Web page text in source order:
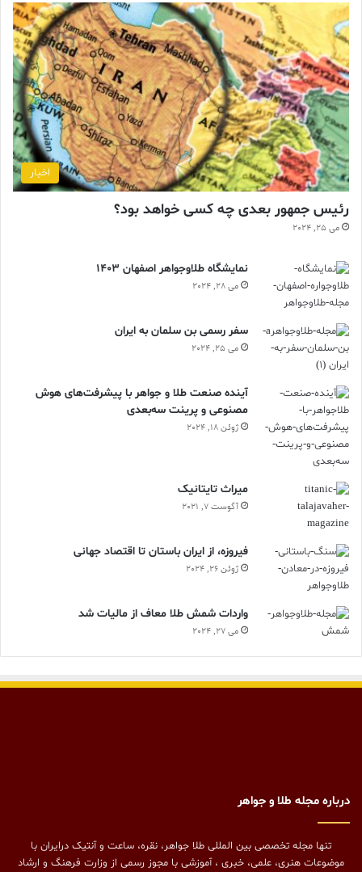
اخبار
رئیس جمهور بعدی چه کسی خواهد بود؟
می 25, 2024
نمایشگاه طلاوجواهر اصفهان 1403
می 28, 2024
سفر رسمی بن سلمان به ایران
می 25, 2024
آینده صنعت طلا و جواهر با پیشرفت‌های هوش
مصنوعی و پرینت سه‌بعدی
ژوئن 18, 2024
ميراث تايتانيک
آگوست 7, 2021
فیروزه، از ایران باستان تا اقتصاد جهانی
ژوئن 26, 2024
واردات شمش طلا معاف از مالیات شد
می 27, 2024
درباره مجله طلا و جواهر
تنها مجله تخصصی بین المللی طلا جواهر، نقره، ساعت و آنتیک درایران با
موضوعات هنری، علمی، خبری ، آموزشی با مجوز رسمی از وزارت فرهنگ و ارشاد